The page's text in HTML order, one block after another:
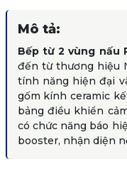
Mô tả:
Bếp từ 2 vùng nấu
đến từ thương hiệu
tính năng hiện đại
gốm kính ceramic
bảng điều khiển
có chức năng báo
booster, nhận diện